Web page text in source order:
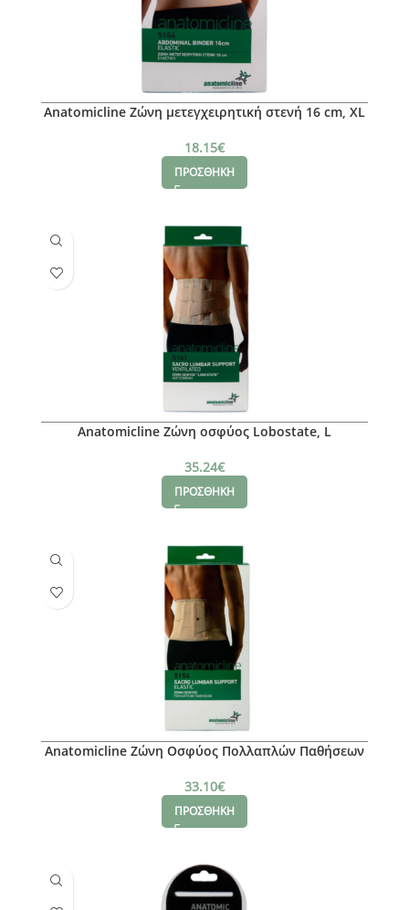
Anatomicline Ζώνη μετεγχειρητική στενή 16 cm, XL
18.15€
ΠΡΟΣΘΗΚΗ
Anatomicline Ζώνη οσφύος Lobostate, L
35.24€
ΠΡΟΣΘΗΚΗ
Anatomicline Ζώνη Οσφύος Πολλαπλών Παθήσεων
33.10€
ΠΡΟΣΘΗΚΗ